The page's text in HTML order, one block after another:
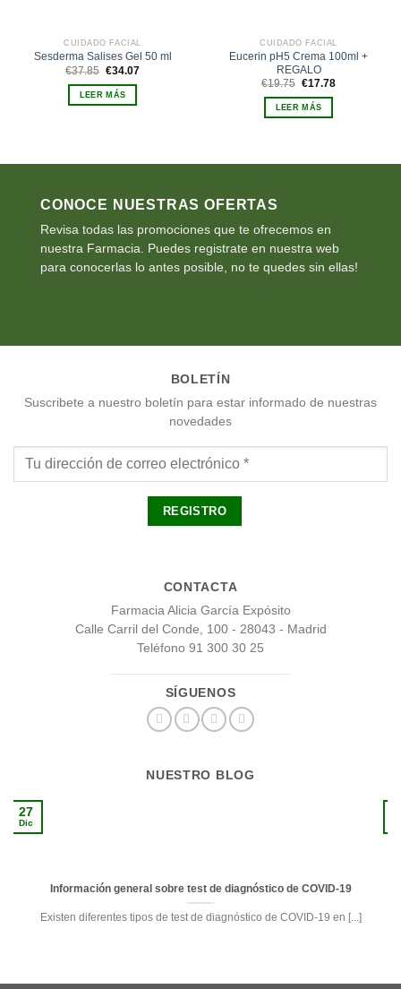
CUIDADO FACIAL
Sesderma Salises Gel 50 ml
€37.85 El
original
era:
€37.85.
€34.07El
LEER MÁS
CUIDADO FACIAL
Eucerin pH5 Crema 100ml +
REGALO
€19.75 El
original
era:
€19.75.
€17.78El
LEER MÁS
CONOCE NUESTRAS OFERTAS
Revisa todas las promociones que te ofrecemos en
nuestra Farmacia. Puedes registrate en nuestra web
para conocerlas lo antes posible, no te quedes sin ellas!
BOLETÍN
Suscribete a nuestro boletín para estar informado de nuestras
novedades
CONTACTA
Farmacia Alicia García Expósito
Calle Carril del Conde, 100 - 28043 - Madrid
Teléfono 91 300 30 25
SÍGUENOS
NUESTRO BLOG
Información general sobre test de diagnóstico de COVID-19
Existen diferentes tipos de test de diagnóstico de COVID-19 en [...]
27
Dic